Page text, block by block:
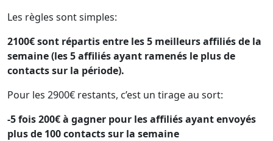
Les règles sont simples:
2100€ sont répartis entre les 5 meilleurs affiliés de la
semaine (les 5 affiliés ayant ramenés le plus de
contacts sur la période).
Pour les 2900€ restants, c’est un tirage au sort:
-5 fois 200€ à gagner pour les affiliés ayant envoyés
plus de 100 contacts sur la semaine